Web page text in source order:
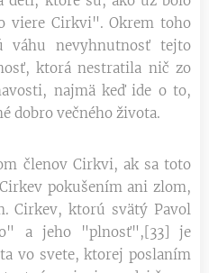
viere Cirkvi". Okrem toho
váhu nevyhnutnosť tejto
ktorá nestratila nič zo
najmä keď ide o to,
dobro večného života.
členov Cirkvi, ak sa toto
pokušením ani zlom,
Cirkev, ktorú svätý Pavol
a jeho "plnosť",[33] je
vo svete, ktorej poslaním